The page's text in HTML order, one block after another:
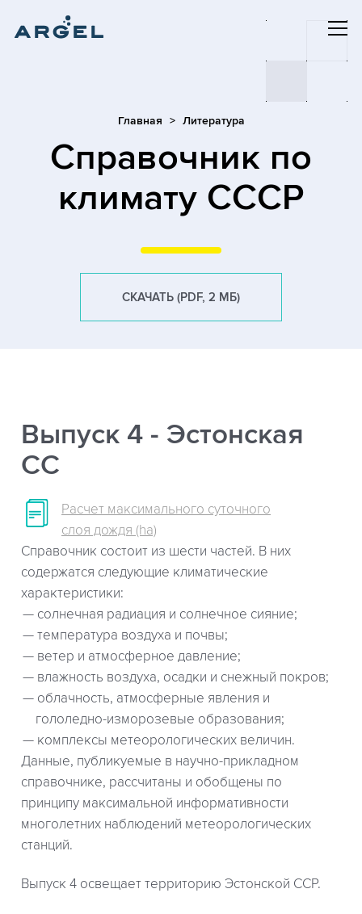
Главная Литература
Cправочник по
климату СССР
СКАЧАТЬ (PDF, 2 МБ)
Выпуск 4 - Эстонская
СС
Расчет максимального суточного
слоя дождя (ha)
Справочник состоит из шести частей. В них
содержатся следующие климатические
характеристики:
солнечная радиация и солнечное сияние;
температура воздуха и почвы;
ветер и атмосферное давление;
влажность воздуха, осадки и снежный покров;
облачность, атмосферные явления и
гололедно-изморозевые образования;
комплексы метеорологических величин.
Данные, публикуемые в научно-прикладном
справочнике, рассчитаны и обобщены по
принципу максимальной информативности
многолетних наблюдений метеорологических
станций.
Выпуск 4 освещает территорию Эстонской ССР.